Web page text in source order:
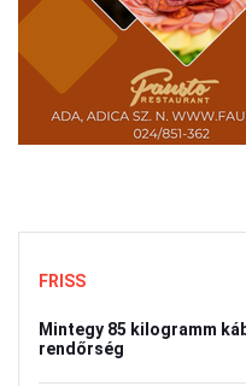
FRISS
Mintegy 85 kilogramm
rendőrség